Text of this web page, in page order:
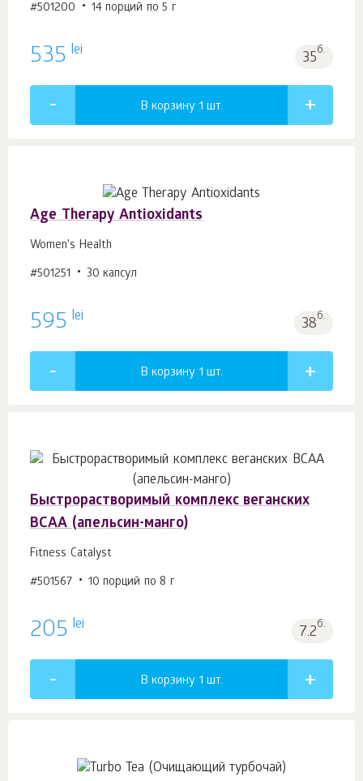
#501200 14 порций по 5 г
535 lei 35б.
В корзину 1 шт.
Age Тhеrару Antioxidants
Women's Health
#501251 30 капсул
595 lei 38б.
В корзину 1 шт.
Быстрорастворимый комплекс веганских
BCAA (апельсин-манго)
Fitness Catalyst
#501567 10 порций по 8 г
205 lei 7.2б.
В корзину 1 шт.